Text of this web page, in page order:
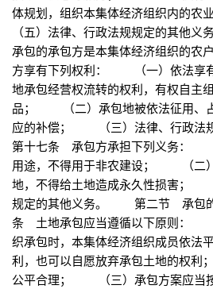
体规划，组织本集体经济组织内的
（五）法律、行政法规规定的其
承包的承包方是本集体经济组织
方享有下列权利： （一）依法享
地承包经营权流转的权利，有权自主
品； （二）承包地被依法征用、
应的补偿； （三）法律、行政
第十七条 承包方承担下列义务：
用途，不得用于非农建设； （二
地，不得给土地造成永久性损害；
规定的其他义务。 第二节 承包
条 土地承包应当遵循以下原则：
织承包时，本集体经济组织成员依法
利，也可以自愿放弃承包土地的权
公平合理； （三）承包方案应当